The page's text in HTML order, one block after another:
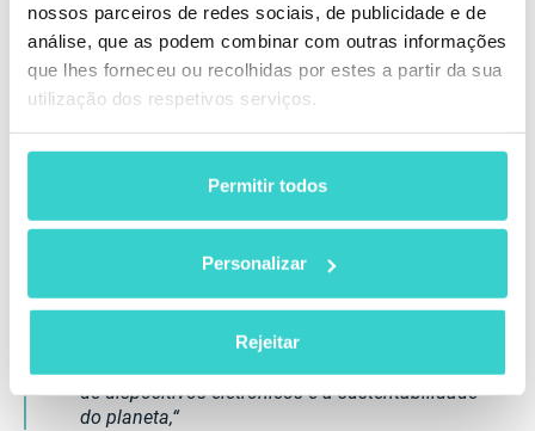
nossos parceiros de redes sociais, de publicidade e de
análise, que as podem combinar com outras informações
que lhes forneceu ou recolhidas por estes a partir da sua
utilização dos respetivos serviços.
Permitir todos
Personalizar
Rejeitar
NSYS Group: a missão
A empresa busca criar um futuro mais tecnológico e
negócios de todo o mundo a fornecer serviços
confiáveis e estender a vida útil dos smartphones.
Comprar dispositivos usados deve ser algo
conveniente e transparente tanto para
empresas quanto para os consumidores finais.
Desenvolvemos ferramentas que tornam isso
de dispositivos eletrônicos e a sustentabilidade
do planeta,